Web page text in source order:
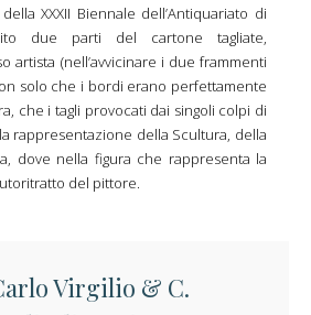
XXXII Biennale dell’Antiquariato di
due parti del cartone tagliate,
artista (nell’avvicinare i due frammenti
solo che i bordi erano perfettamente
che i tagli provocati dai singoli colpi di
rappresentazione della Scultura, della
dove nella figura che rappresenta la
del pittore.
Virgilio & C.